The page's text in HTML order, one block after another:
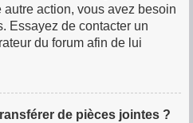
autre action, vous avez besoin
Essayez de contacter un
du forum afin de lui
de pièces jointes ?